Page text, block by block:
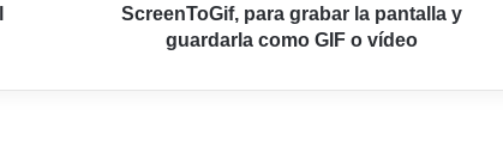
ScreenToGif, para grabar la pantalla y
guardarla como GIF o vídeo